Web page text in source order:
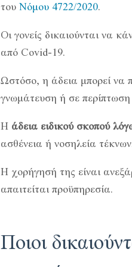
του Νόμου 4722/2020.
Οι γονείς δικαιούνται να
από Covid-19.
Ωστόσο, η άδεια μπορεί να
γνωμάτευση ή σε περίπτωση
Η άδεια ειδικού σκοπού
ασθένεια ή νοσηλεία
Η χορήγησή της είναι
απαιτείται προϋπηρεσία.
Ποιοι